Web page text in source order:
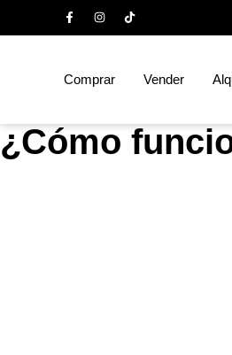
Comprar Vender
¿Cómo